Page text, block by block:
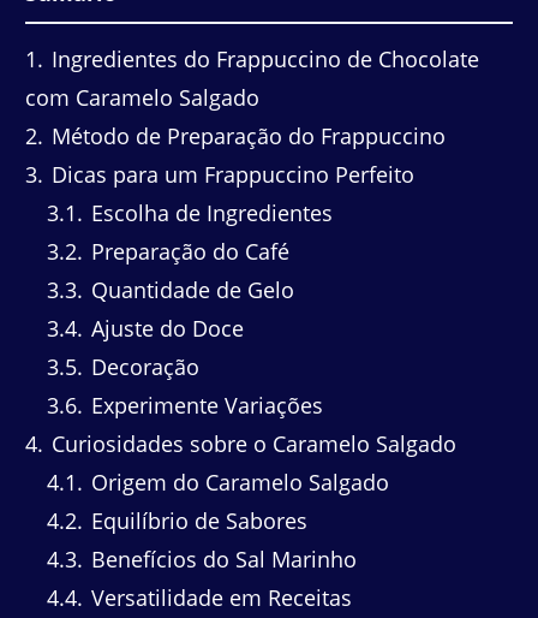
1
Ingredientes do Frappuccino de Chocolate
com Caramelo Salgado
2 Método de Preparação do Frappuccino
3 Dicas para um Frappuccino Perfeito
3.1
Escolha de Ingredientes
3.2 Preparação do Café
3.3 Quantidade de Gelo
3.4 Ajuste do Doce
3.5 Decoração
3.6 Experimente Variações
4 Curiosidades sobre o Caramelo Salgado
4.1
Origem do Caramelo Salgado
4.2 Equilíbrio de Sabores
4.3 Benefícios do Sal Marinho
4.4 Versatilidade em Receitas